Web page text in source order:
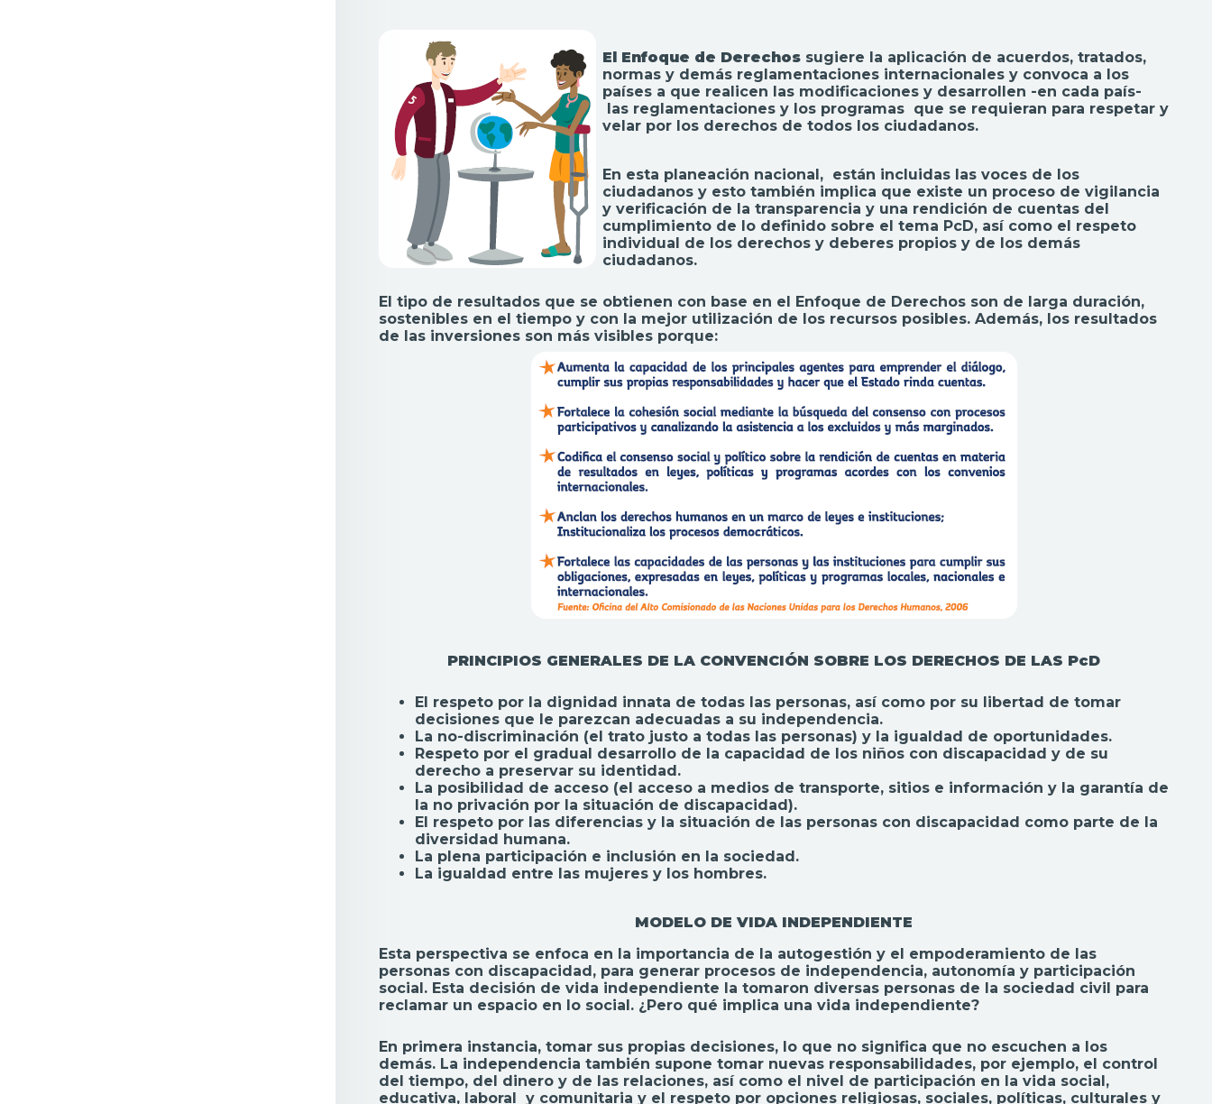
El Enfoque de Derechos sugiere la aplicación de acuerdos, tratados,
normas y demás reglamentaciones internacionales y convoca a los
países a que realicen las modificaciones y desarrollen -en cada país-
las reglamentaciones y los programas que se requieran para respetar y
velar por los derechos de todos los ciudadanos.
En esta planeación nacional, están incluidas las voces de los
ciudadanos y esto también implica que existe un proceso de vigilancia
y verificación de la transparencia y una rendición de cuentas del
cumplimiento de lo definido sobre el tema PcD, así como el respeto
individual de los derechos y deberes propios y de los demás
ciudadanos.
El tipo de resultados que se obtienen con base en el Enfoque de Derechos son de larga duración,
sostenibles en el tiempo y con la mejor utilización de los recursos posibles. Además, los resultados
de las inversiones son más visibles porque:
PRINCIPIOS GENERALES DE LA CONVENCIÓN SOBRE LOS DERECHOS DE LAS PcD
El respeto por la dignidad innata de todas las personas, así como por su libertad de tomar
decisiones que le parezcan adecuadas a su independencia.
La no-discriminación (el trato justo a todas las personas) y la igualdad de oportunidades.
Respeto por el gradual desarrollo de la capacidad de los niños con discapacidad y de su
derecho a preservar su identidad.
La posibilidad de acceso (el acceso a medios de transporte, sitios e información y la garantía de
la no privación por la situación de discapacidad).
El respeto por las diferencias y la situación de las personas con discapacidad como parte de la
diversidad humana.
La plena participación e inclusión en la sociedad.
La igualdad entre las mujeres y los hombres.
MODELO DE VIDA INDEPENDIENTE
Esta perspectiva se enfoca en la importancia de la autogestión y el empoderamiento de las
personas con discapacidad, para generar procesos de independencia, autonomía y participación
social. Esta decisión de vida independiente la tomaron diversas personas de la sociedad civil para
reclamar un espacio en lo social. ¿Pero qué implica una vida independiente?
En primera instancia, tomar sus propias decisiones, lo que no significa que no escuchen a los
demás. La independencia también supone tomar nuevas responsabilidades, por ejemplo, el control
del tiempo, del dinero y de las relaciones, así como el nivel de participación en la vida social,
educativa, laboral y comunitaria y el respeto por opciones religiosas, sociales, políticas, culturales y